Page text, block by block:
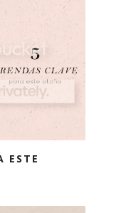
ESTE